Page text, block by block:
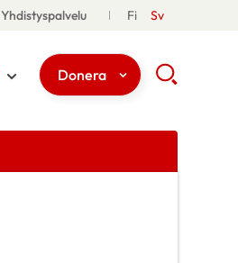
Yhdistyspalvelu Fi Sv
Donera